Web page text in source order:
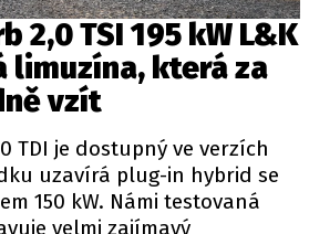
serveru autoroad.cz je
GROUP s.r.o., IČ: 118 23 054
2,0 TSI 195 kW L&K
limuzína, která za
vzít
TDI je dostupný ve verzích
uzavírá plug-in hybrid se
150 kW. Námi testovaná
velmi zajímavý